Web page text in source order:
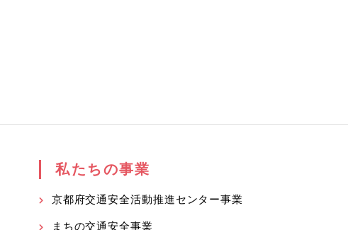
私たちの事業
京都府交通安全活動推進センター事業
まちの交通安全事業